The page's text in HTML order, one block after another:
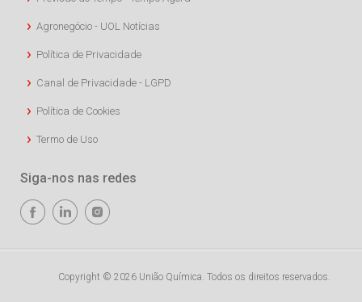
Agronegócio - UOL Notícias
Política de Privacidade
Canal de Privacidade - LGPD
Política de Cookies
Termo de Uso
Siga-nos nas redes
Copyright © 2026 União Química. Todos os direitos reservados.